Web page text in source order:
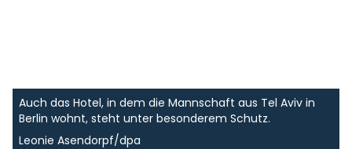
Auch das Hotel, in dem die Mannschaft aus Tel Aviv in
Berlin wohnt, steht unter besonderem Schutz.
Leonie Asendorpf/dpa